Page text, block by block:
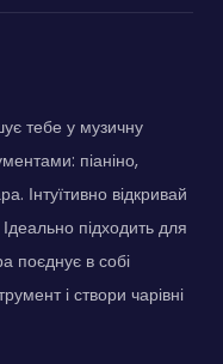
тебе у музичну
піаніно,
Інтуїтивно відкривай
підходить для
поєднує в собі
і створи чарівні